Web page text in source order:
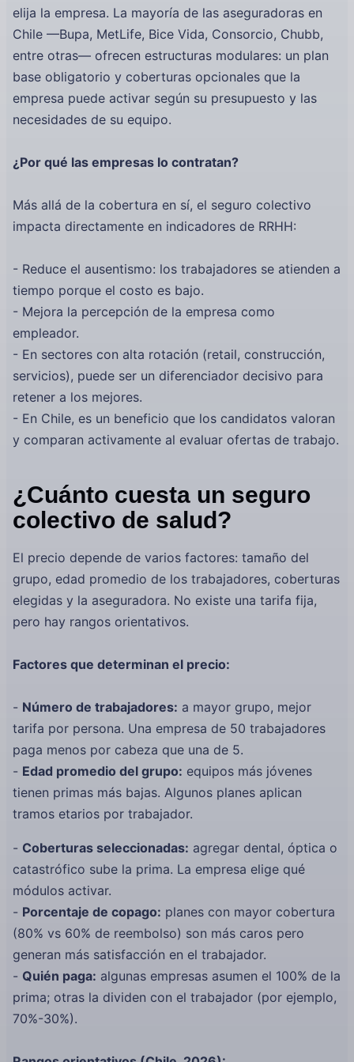
elija la empresa. La mayoría de las aseguradoras en
Chile —Bupa, MetLife, Bice Vida, Consorcio, Chubb,
entre otras— ofrecen estructuras modulares: un plan
base obligatorio y coberturas opcionales que la
empresa puede activar según su presupuesto y las
necesidades de su equipo.
¿Por qué las empresas lo contratan?
Más allá de la cobertura en sí, el seguro colectivo
impacta directamente en indicadores de RRHH:
- Reduce el ausentismo: los trabajadores se atienden a
tiempo porque el costo es bajo.
- Mejora la percepción de la empresa como
empleador.
- En sectores con alta rotación (retail, construcción,
servicios), puede ser un diferenciador decisivo para
retener a los mejores.
- En Chile, es un beneficio que los candidatos valoran
y comparan activamente al evaluar ofertas de trabajo.
¿Cuánto cuesta un seguro
colectivo de salud?
El precio depende de varios factores: tamaño del
grupo, edad promedio de los trabajadores, coberturas
elegidas y la aseguradora. No existe una tarifa fija,
pero hay rangos orientativos.
Factores que determinan el precio:
- Número de trabajadores: a mayor grupo, mejor
tarifa por persona. Una empresa de 50 trabajadores
paga menos por cabeza que una de 5.
- Edad promedio del grupo: equipos más jóvenes
tienen primas más bajas. Algunos planes aplican
tramos etarios por trabajador.
- Coberturas seleccionadas: agregar dental, óptica o
catastrófico sube la prima. La empresa elige qué
módulos activar.
- Porcentaje de copago: planes con mayor cobertura
(80% vs 60% de reembolso) son más caros pero
generan más satisfacción en el trabajador.
- Quién paga: algunas empresas asumen el 100% de la
prima; otras la dividen con el trabajador (por ejemplo,
70%-30%).